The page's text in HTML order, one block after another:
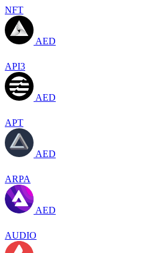
NFT
AED
API3
AED
APT
AED
ARPA
AED
AUDIO